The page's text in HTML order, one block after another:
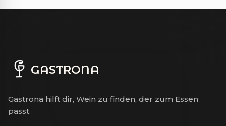
GASTRONA
Gastrona hilft dir, Wein zu finden, der zum Essen
passt.